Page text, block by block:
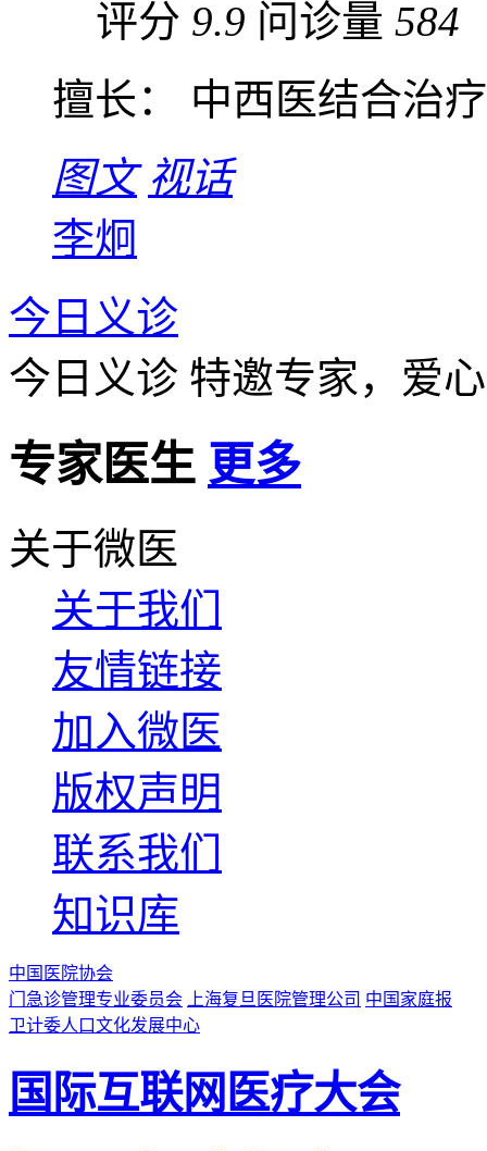
评分 9.9 问诊量 584
擅长： 中西医结合治
图文 视话
李炯
今日义诊
今日义诊 特邀专家，爱
专家医生 更多
关于微医
关于我们
友情链接
加入微医
版权声明
联系我们
知识库
中国医院协会
门急诊管理专业委员会 上海复旦医院管理公司 中国家庭报
卫计委人口文化发展中心
国际互联网医疗大会